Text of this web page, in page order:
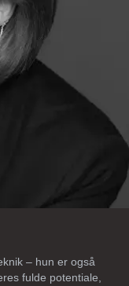
– hun er også
fulde potentiale,